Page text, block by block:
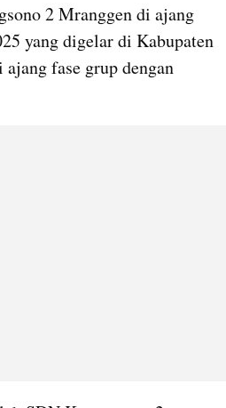
2 Mranggen di ajang
yang digelar di Kabupaten
fase grup dengan